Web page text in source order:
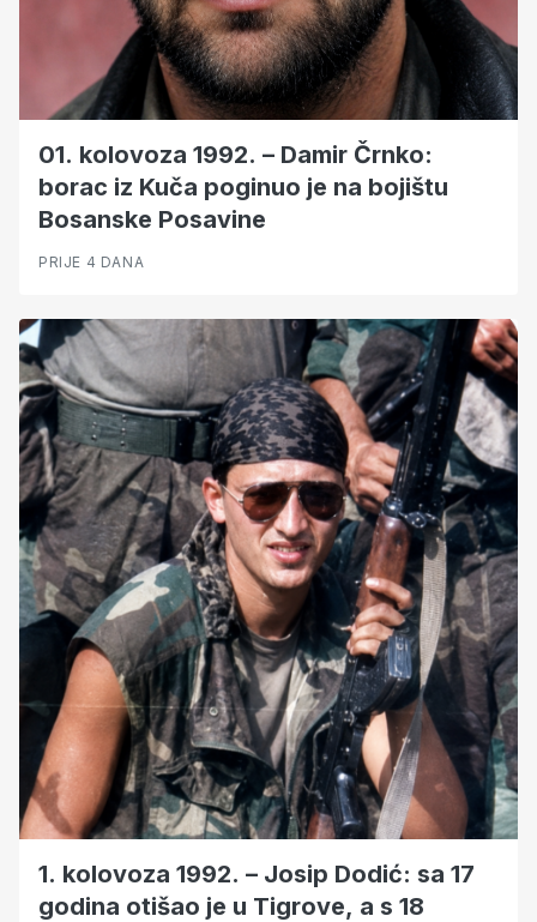
01. kolovoza 1992. – Damir Črnko:
borac iz Kuča poginuo je na bojištu
Bosanske Posavine
PRIJE 4 DANA
1. kolovoza 1992. – Josip Dodić: sa 17
godina otišao je u Tigrove, a s 18